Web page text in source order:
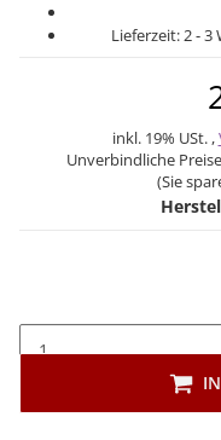
Lieferzeit:2 - 3
inkl. 19% USt. ,
Unverbindliche
(Sie